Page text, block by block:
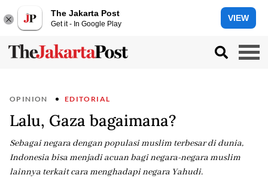
The Jakarta Post
Get it - In Google Play
VIEW
OPINION EDITORIAL
Lalu, Gaza bagaimana?
Sebagai negara dengan populasi muslim terbesar di dunia,
Indonesia bisa menjadi acuan bagi negara-negara muslim
lainnya terkait cara menghadapi negara Yahudi.